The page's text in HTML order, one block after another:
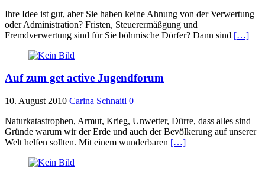
Ihre Idee ist gut, aber Sie haben keine Ahnung von der Verwertung
oder Administration? Fristen, Steuerermäßgung und
Fremdverwertung sind für Sie böhmische Dörfer? Dann sind […]
Auf zum get active Jugendforum
10. August 2010 Carina Schnaitl 0
Naturkatastrophen, Armut, Krieg, Unwetter, Dürre, dass alles sind
Gründe warum wir der Erde und auch der Bevölkerung auf unserer
Welt helfen sollten. Mit einem wunderbaren […]